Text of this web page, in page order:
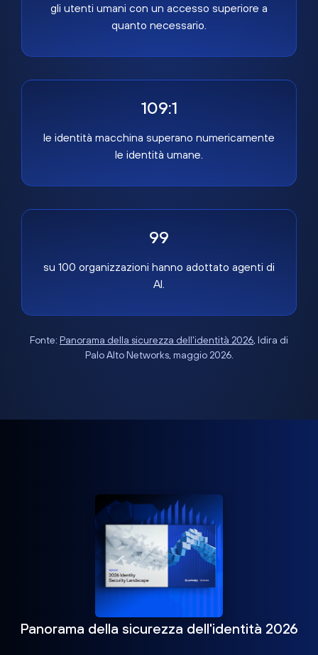
gli utenti umani con un accesso superiore a
quanto necessario.
109:1
le identità macchina superano numericamente
le identità umane.
99
su 100 organizzazioni hanno adottato agenti di
AI.
Fonte: Panorama della sicurezza dell'identità 2026, Idira di
Palo Alto Networks, maggio 2026.
Panorama della sicurezza dell'identità 2026